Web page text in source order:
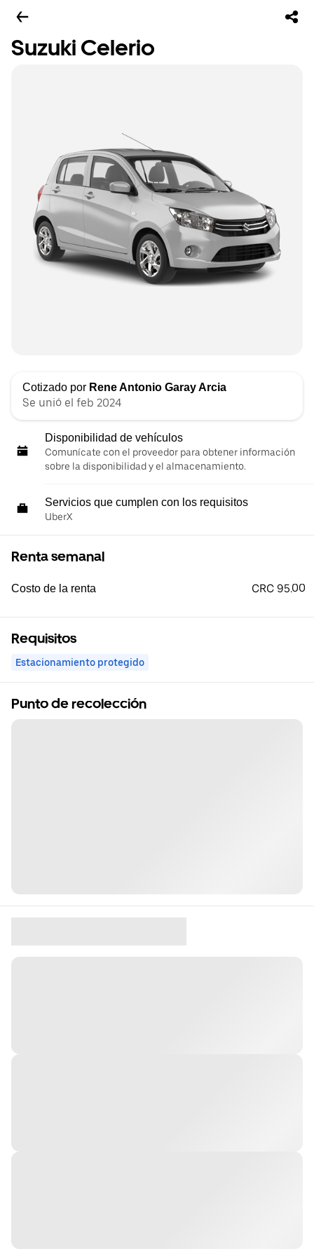
Suzuki Celerio
Cotizado por Rene Antonio Garay Arcia
Se unió el feb 2024
Disponibilidad de vehículos
Comunícate con el proveedor para obtener información
sobre la disponibilidad y el almacenamiento.
Servicios que cumplen con los requisitos
UberX
Renta semanal
Costo de la renta CRC 95.00
Requisitos
Estacionamiento protegido
Punto de recolección